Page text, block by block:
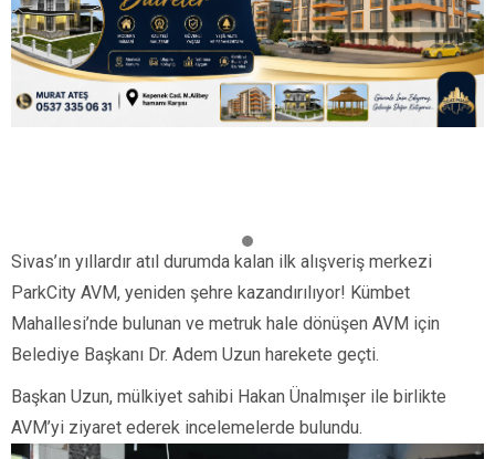
Sivas’ın yıllardır atıl durumda kalan ilk alışveriş merkezi
ParkCity AVM, yeniden şehre kazandırılıyor! Kümbet
Mahallesi’nde bulunan ve metruk hale dönüşen AVM için
Belediye Başkanı Dr. Adem Uzun harekete geçti.
Başkan Uzun, mülkiyet sahibi Hakan Ünalmışer ile birlikte
AVM’yi ziyaret ederek incelemelerde bulundu.